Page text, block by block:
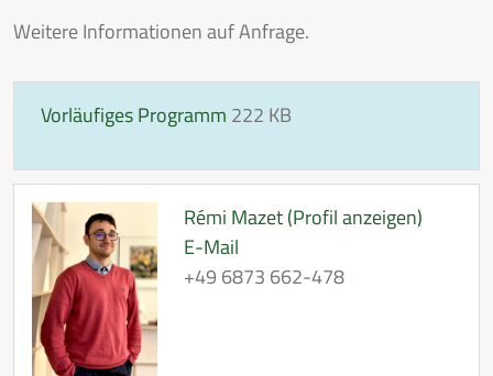
Weitere Informationen auf Anfrage.
Vorläufiges Programm 222 KB
Rémi Mazet (Profil anzeigen)
E-Mail
+49 6873 662-478